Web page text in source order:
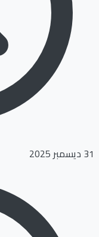
31 ديسمبر 2025